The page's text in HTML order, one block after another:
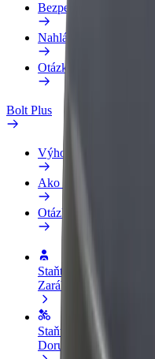
Bezpečnostný lab
Nahlásiť problém
Otázky
Bolt Plus
Výhody
Ako sa pridať
Otázky
Staňte sa vodičom
Zarábajte podľa
Staňte sa kuriérom
Doručujte jedlo a